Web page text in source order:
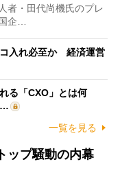
者・田代尚機氏のプレ
企…
入れ必至か 経済運営
る「CXO」とは何
…
一覧を見る
ップ騒動の内幕